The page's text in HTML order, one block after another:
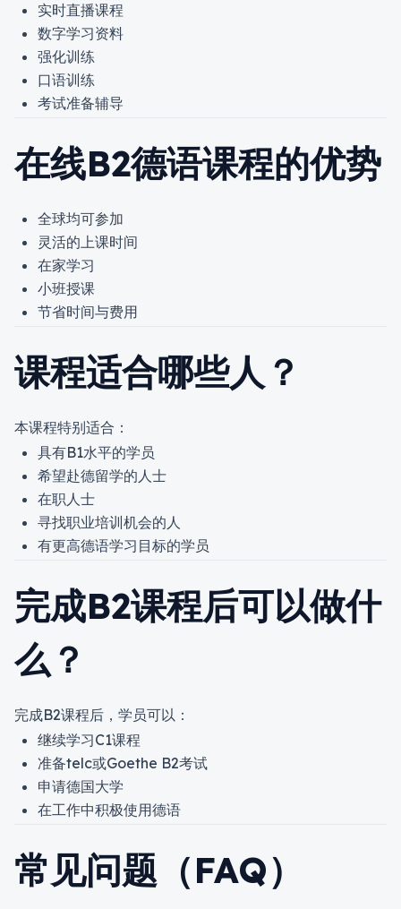
实时直播课程
数字学习资料
强化训练
口语训练
考试准备辅导
在线B2德语课程的优势
全球均可参加
灵活的上课时间
在家学习
小班授课
节省时间与费用
课程适合哪些人？
本课程特别适合：
具有B1水平的学员
希望赴德留学的人士
在职人士
寻找职业培训机会的人
有更高德语学习目标的学员
完成B2课程后可以做什
么？
完成B2课程后，学员可以：
继续学习C1课程
准备telc或Goethe B2考试
申请德国大学
在工作中积极使用德语
常见问题（FAQ）